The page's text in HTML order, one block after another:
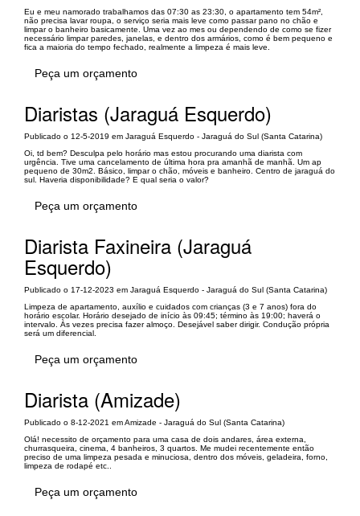
Eu e meu namorado trabalhamos das 07:30 as 23:30, o apartamento tem 54m²,
não precisa lavar roupa, o serviço seria mais leve como passar pano no chão e
limpar o banheiro basicamente. Uma vez ao mes ou dependendo de como se fizer
necessário limpar paredes, janelas, e dentro dos armários, como é bem pequeno e
fica a maioria do tempo fechado, realmente a limpeza é mais leve.
Peça um orçamento
Diaristas (Jaraguá Esquerdo)
Publicado o 12-5-2019 em Jaraguá Esquerdo - Jaraguá do Sul (Santa Catarina)
Oi, td bem? Desculpa pelo horário mas estou procurando uma diarista com
urgência. Tive uma cancelamento de última hora pra amanhã de manhã. Um ap
pequeno de 30m2. Básico, limpar o chão, móveis e banheiro. Centro de jaraguá do
sul. Haveria disponibilidade? E qual seria o valor?
Peça um orçamento
Diarista Faxineira (Jaraguá
Esquerdo)
Publicado o 17-12-2023 em Jaraguá Esquerdo - Jaraguá do Sul (Santa Catarina)
Limpeza de apartamento, auxílio e cuidados com crianças (3 e 7 anos) fora do
horário escolar. Horário desejado de início às 09:45; término às 19:00; haverá o
intervalo. Às vezes precisa fazer almoço. Desejável saber dirigir. Condução própria
será um diferencial.
Peça um orçamento
Diarista (Amizade)
Publicado o 8-12-2021 em Amizade - Jaraguá do Sul (Santa Catarina)
Olá! necessito de orçamento para uma casa de dois andares, área externa,
churrasqueira, cinema, 4 banheiros, 3 quartos. Me mudei recentemente então
preciso de uma limpeza pesada e minuciosa, dentro dos móveis, geladeira, forno,
limpeza de rodapé etc..
Peça um orçamento